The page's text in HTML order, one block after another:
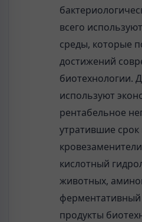
всего
среды, которые
достижений
биотехнологии.
используют
рентабельное
утратившие срок
кислотный
животных,
ферментативный
продукты